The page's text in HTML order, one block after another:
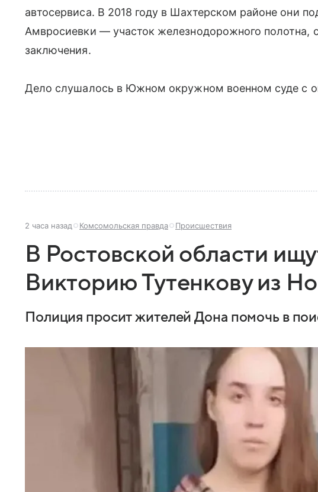
автосервиса. В 2018 году в Шахтерском районе они
Амвросиевки — участок железнодорожного полотна,
заключения.
Дело слушалось в Южном окружном военном суде с
2 часа назад Комсомольская правда Происшествия
В Ростовской области
Викторию Тутенкову из
Полиция просит жителей Дона помочь в